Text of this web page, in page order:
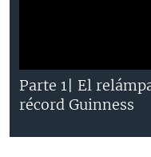
Parte 1| El
récord Guinness